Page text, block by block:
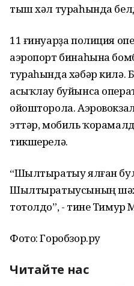
тыш хәл тураһында
11 ғинуарҙа полиция
аэропорт бинаһына
тураһында хәбәр килә.
асыҡлау буйынса
ойошторола.
эттәр, мобиль
тикшерелә.
“Шылтыратыу ялған
Шылтыратыусының
тотолдо”, - тине Тимур
Фото: Горобзор.ру
Читайте нас